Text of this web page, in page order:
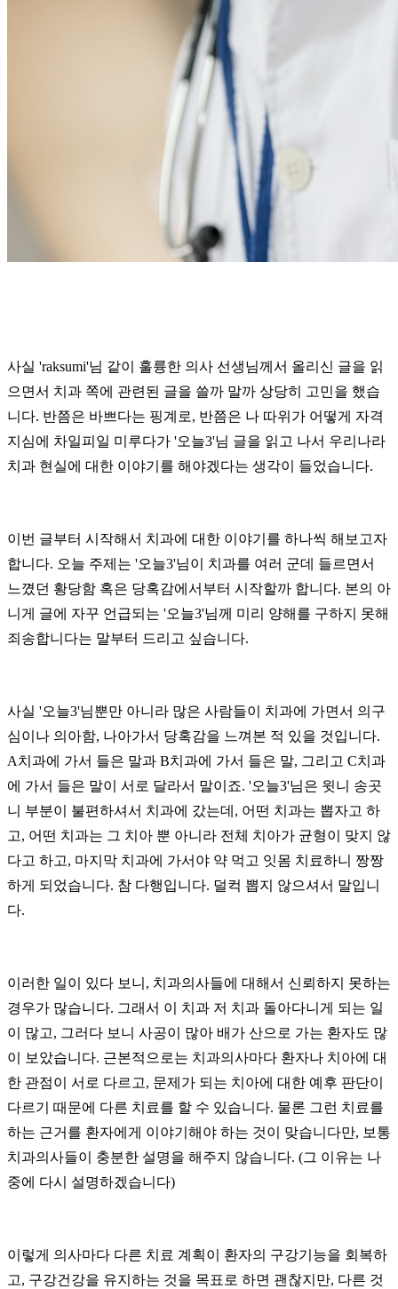
사실 'raksumi'님 같이 훌륭한 의사 선생님께서 올리신 글을 읽
으면서 치과 쪽에 관련된 글을 쓸까 말까 상당히 고민을 했습
니다. 반쯤은 바쁘다는 핑계로, 반쯤은 나 따위가 어떻게 자격
지심에 차일피일 미루다가 '오늘3'님 글을 읽고 나서 우리나라
치과 현실에 대한 이야기를 해야겠다는 생각이 들었습니다.
이번 글부터 시작해서 치과에 대한 이야기를 하나씩 해보고자
합니다. 오늘 주제는 '오늘3'님이 치과를 여러 군데 들르면서
느꼈던 황당함 혹은 당혹감에서부터 시작할까 합니다. 본의 아
니게 글에 자꾸 언급되는 '오늘3'님께 미리 양해를 구하지 못해
죄송합니다는 말부터 드리고 싶습니다.
사실 '오늘3'님뿐만 아니라 많은 사람들이 치과에 가면서 의구
심이나 의아함, 나아가서 당혹감을 느껴본 적 있을 것입니다.
A치과에 가서 들은 말과 B치과에 가서 들은 말, 그리고 C치과
에 가서 들은 말이 서로 달라서 말이죠. '오늘3'님은 윗니 송곳
니 부분이 불편하셔서 치과에 갔는데, 어떤 치과는 뽑자고 하
고, 어떤 치과는 그 치아 뿐 아니라 전체 치아가 균형이 맞지 않
다고 하고, 마지막 치과에 가서야 약 먹고 잇몸 치료하니 짱짱
하게 되었습니다. 참 다행입니다. 덜컥 뽑지 않으셔서 말입니
다.
이러한 일이 있다 보니, 치과의사들에 대해서 신뢰하지 못하는
경우가 많습니다. 그래서 이 치과 저 치과 돌아다니게 되는 일
이 많고, 그러다 보니 사공이 많아 배가 산으로 가는 환자도 많
이 보았습니다. 근본적으로는 치과의사마다 환자나 치아에 대
한 관점이 서로 다르고, 문제가 되는 치아에 대한 예후 판단이
다르기 때문에 다른 치료를 할 수 있습니다. 물론 그런 치료를
하는 근거를 환자에게 이야기해야 하는 것이 맞습니다만, 보통
치과의사들이 충분한 설명을 해주지 않습니다. (그 이유는 나
중에 다시 설명하겠습니다)
이렇게 의사마다 다른 치료 계획이 환자의 구강기능을 회복하
고, 구강건강을 유지하는 것을 목표로 하면 괜찮지만, 다른 것